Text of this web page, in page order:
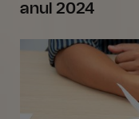
anul 2024